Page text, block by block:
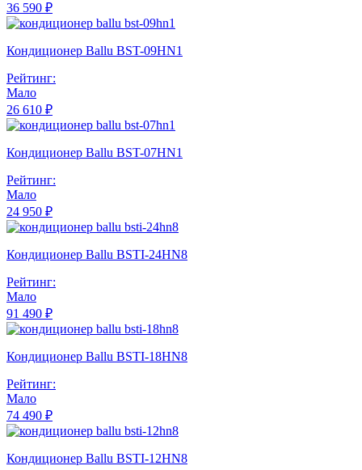
36 590 ₽
Кондиционер Ballu BST-09HN1
Рейтинг:
Мало
26 610 ₽
Кондиционер Ballu BST-07HN1
Рейтинг:
Мало
24 950 ₽
Кондиционер Ballu BSTI-24HN8
Рейтинг:
Мало
91 490 ₽
Кондиционер Ballu BSTI-18HN8
Рейтинг:
Мало
74 490 ₽
Кондиционер Ballu BSTI-12HN8